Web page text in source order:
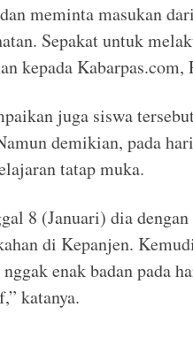
meminta masukan
Sepakat untuk
kepada
juga siswa
demikian, pada
tatap muka.
8 (Januari) dia
di Kepanjen.
nggak enak badan pada
katanya.